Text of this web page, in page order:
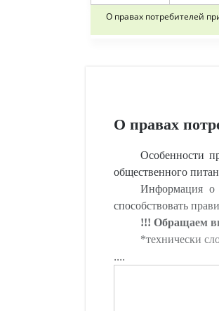
О правах потребителей
О правах
Особенности
общественного
Информация о
способствовать
!!! Обращаем
*технически
....